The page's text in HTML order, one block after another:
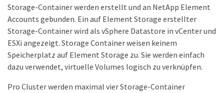
Storage-Container werden erstellt und an NetApp Element
Accounts gebunden. Ein auf Element Storage erstellter
Storage-Container wird als vSphere Datastore in vCenter und
ESXi angezeigt. Storage Container weisen keinem
Speicherplatz auf Element Storage zu. Sie werden einfach
dazu verwendet, virtuelle Volumes logisch zu verknüpfen.
Pro Cluster werden maximal vier Storage-Container